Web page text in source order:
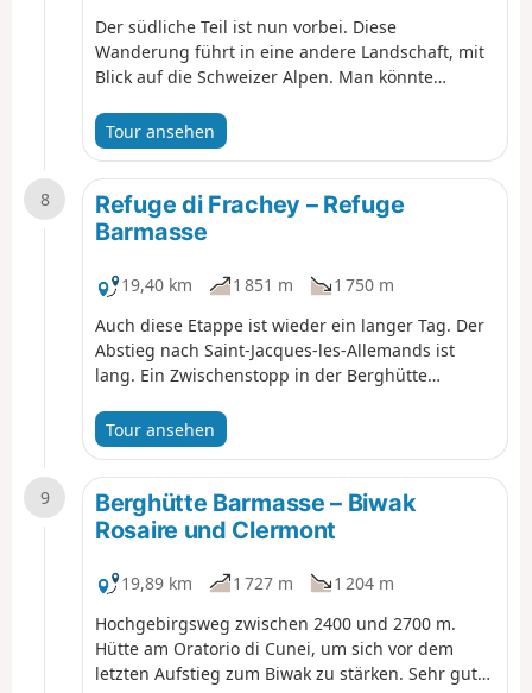
Der südliche Teil ist nun vorbei. Diese
Wanderung führt in eine andere Landschaft, mit
Blick auf die Schweizer Alpen. Man könnte
schön. Nach dem Aufstieg führt die Wanderung
wieder hinunter ins Tal. Wie in Eaux Rousses ist
es ratsam, im Voraus zu reservieren, da die Hütte
sehr beliebt ist. Es gibt übrigens zwei davon, und
sie sind Anfang Juli ausgebucht.
Tour ansehen
8
Refuge di Frachey – Refuge
Barmasse
19,40 km 1 851 m
1 750 m
Auch diese Etappe ist wieder ein langer Tag. Der
Abstieg nach Saint-Jacques-les-Allemands ist
lang. Ein Zwischenstopp in der Berghütte
empfehlenswert. Vor allem, wenn das Wetter
herrlich ist und man einen Blick auf die
Schweizer Alpen und den Monte Rosa hat. All das
hat sich gelohnt. Es gibt etwas mehr Probleme
mit der Wasserversorgung als im südlichen Teil.
Tour ansehen
9
Berghütte Barmasse – Biwak
Rosaire und Clermont
19,89 km 1 727 m
1 204 m
Hochgebirgsweg zwischen 2400 und 2700 m.
Hütte am Oratorio di Cunei, um sich vor dem
letzten Aufstieg zum Biwak zu stärken. Sehr gut